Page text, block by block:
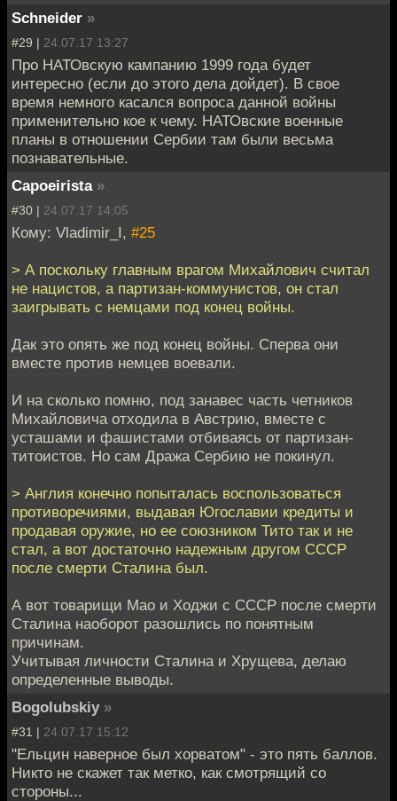
Schneider »
#29 | 24.07.17 13:27
Про НАТОвскую кампанию 1999 года будет
интересно (если до этого дела дойдет). В свое
время немного касался вопроса данной войны
применительно кое к чему. НАТОвские военные
планы в отношении Сербии там были весьма
познавательные.
Capoeirista »
#30 | 24.07.17 14:05
Кому: Vladimir_I, #25
> А поскольку главным врагом Михайлович считал
не нацистов, а партизан-коммунистов, он стал
заигрывать с немцами под конец войны.
Дак это опять же под конец войны. Сперва они
вместе против немцев воевали.
И на сколько помню, под занавес часть четников
Михайловича отходила в Австрию, вместе с
усташами и фашистами отбиваясь от партизан-
титоистов. Но сам Дража Сербию не покинул.
> Англия конечно попыталась воспользоваться
противоречиями, выдавая Югославии кредиты и
продавая оружие, но ее союзником Тито так и не
стал, а вот достаточно надежным другом СССР
после смерти Сталина был.
А вот товарищи Мао и Ходжи с СССР после смерти
Сталина наоборот разошлись по понятным
причинам.
Учитывая личности Сталина и Хрущева, делаю
определенные выводы.
Bogolubskiy »
#31 | 24.07.17 15:12
"Ельцин наверное был хорватом" - это пять баллов.
Никто не скажет так метко, как смотрящий со
стороны...